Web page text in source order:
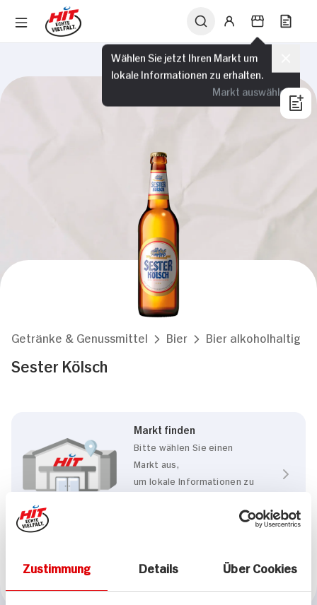
Zustimmung Details Über Cookies
Wählen Sie jetzt Ihren Markt um
lokale Informationen zu erhalten.
Markt auswählen
Getränke & Genussmittel Bier Bier alkoholhaltig
Sester Kölsch
Markt finden
Bitte wählen Sie einen
Markt aus,
um lokale Informationen zu
Marke
Sester